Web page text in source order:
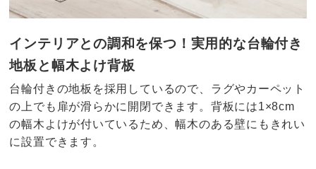
インテリアとの調和を保つ！実用的な台輪付き
地板と幅木よけ背板
台輪付きの地板を採用しているので、ラグやカーペット
の上でも扉が滑らかに開閉できます。背板には1×8cm
の幅木よけが付いているため、幅木のある壁にもきれい
に設置できます。